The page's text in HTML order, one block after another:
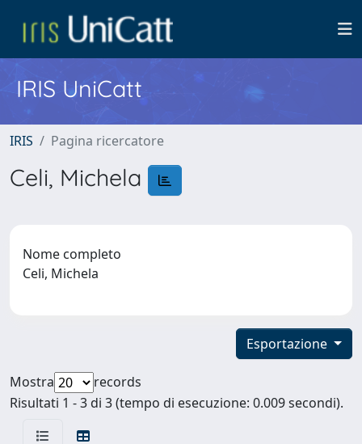
IRIS UniCatt
IRIS Pagina ricercatore
Celi, Michela
Nome completo
Celi, Michela
Esportazione
Mostra
records
Risultati 1 - 3 di 3 (tempo di esecuzione: 0.009 secondi).